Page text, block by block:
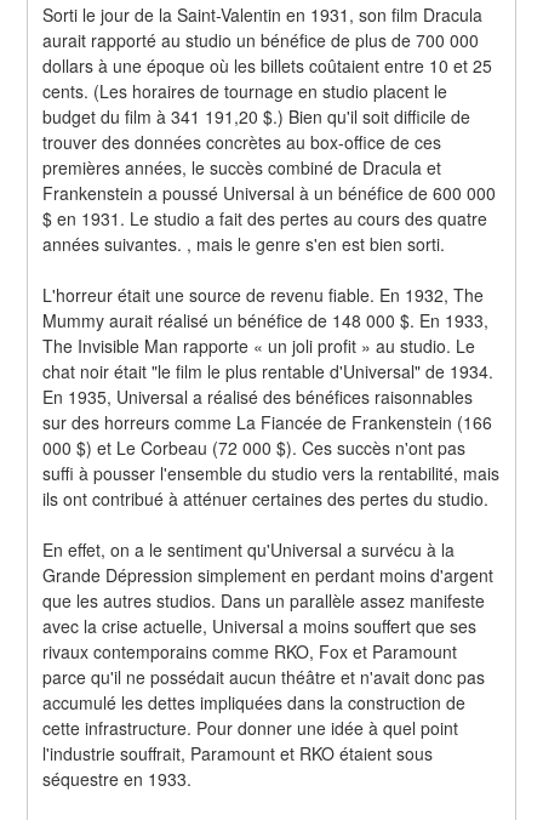
Sorti le jour de la Saint-Valentin en 1931, son film Dracula
aurait rapporté au studio un bénéfice de plus de 700 000
dollars à une époque où les billets coûtaient entre 10 et 25
cents. (Les horaires de tournage en studio placent le
budget du film à 341 191,20 $.) Bien qu'il soit difficile de
trouver des données concrètes au box-office de ces
premières années, le succès combiné de Dracula et
Frankenstein a poussé Universal à un bénéfice de 600 000
$ en 1931. Le studio a fait des pertes au cours des quatre
années suivantes. , mais le genre s'en est bien sorti.
L'horreur était une source de revenu fiable. En 1932, The
Mummy aurait réalisé un bénéfice de 148 000 $. En 1933,
The Invisible Man rapporte « un joli profit » au studio. Le
chat noir était "le film le plus rentable d'Universal" de 1934.
En 1935, Universal a réalisé des bénéfices raisonnables
sur des horreurs comme La Fiancée de Frankenstein (166
000 $) et Le Corbeau (72 000 $). Ces succès n'ont pas
suffi à pousser l'ensemble du studio vers la rentabilité, mais
ils ont contribué à atténuer certaines des pertes du studio.
En effet, on a le sentiment qu'Universal a survécu à la
Grande Dépression simplement en perdant moins d'argent
que les autres studios. Dans un parallèle assez manifeste
avec la crise actuelle, Universal a moins souffert que ses
rivaux contemporains comme RKO, Fox et Paramount
parce qu'il ne possédait aucun théâtre et n'avait donc pas
accumulé les dettes impliquées dans la construction de
cette infrastructure. Pour donner une idée à quel point
l'industrie souffrait, Paramount et RKO étaient sous
séquestre en 1933.